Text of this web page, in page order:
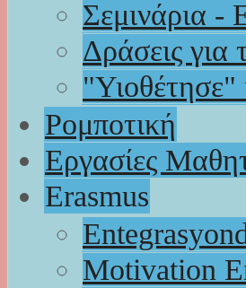
Σεμινάρια -
Δράσεις για
"Υιοθέτησε"
Ρομποτική
Εργασίες
Erasmus
Motivation